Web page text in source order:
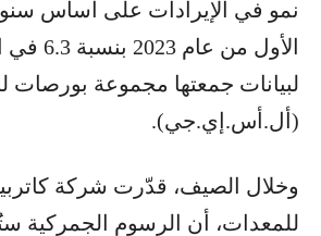
نمو في الإيرادات على أساس
الأول من
لبيانات جمعتها مجموعة بورصات
(أل.أس.إي.جي).
وخلال الصيف، قدّرت شركة